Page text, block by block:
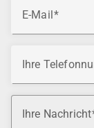
E-Mail
Ihre
Ihre Nachricht